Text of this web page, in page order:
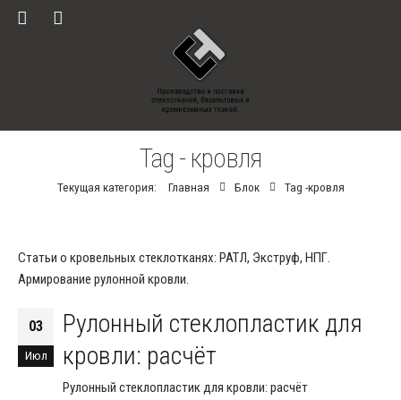
Tag - кровля
Текущая категория: Главная Блок Tag -кровля
Статьи о кровельных стеклотканях: РАТЛ, Экструф, НПГ.
Армирование рулонной кровли.
03
Июл
Рулонный стеклопластик для
кровли: расчёт
Рулонный стеклопластик для кровли: расчёт